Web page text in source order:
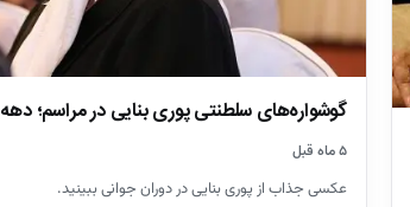
گوشواره‌های سلطنتی پوری بنایی در مراسم؛ دهه ۵۰
۵ ماه قبل
عکسی جذاب از پوری بنایی در دوران جوانی ببینید‌.